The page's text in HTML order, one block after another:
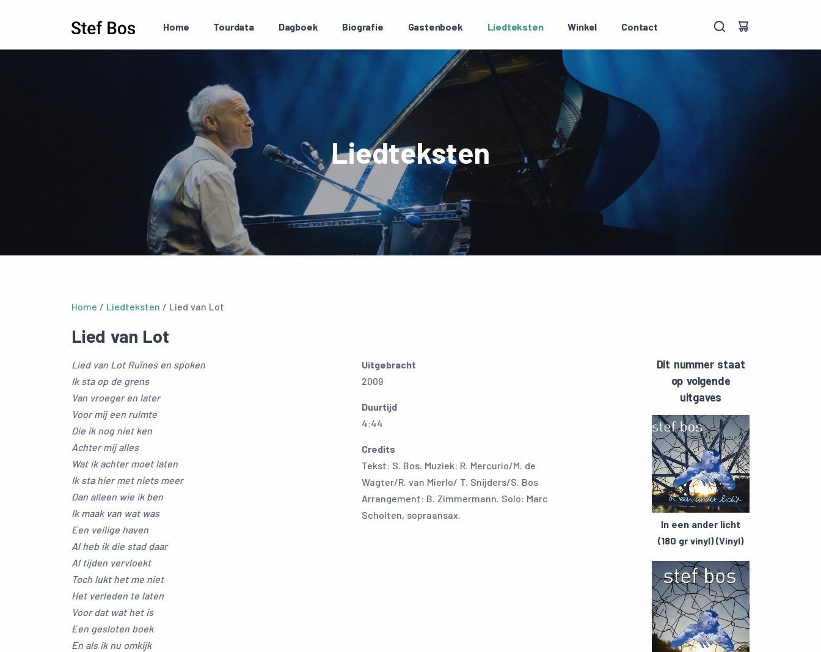
Home
Tourdata Dagboek Biografie Gastenboek Liedteksten Winkel Contact
Liedteksten
Home / Liedteksten / Lied van Lot
Lied van Lot
Lied van Lot Ruïnes en spoken
Ik sta op de grens
Van vroeger en later
Voor mij een ruimte
Die ik nog niet ken
Achter mij alles
Wat ik achter moet laten
Ik sta hier met niets meer
Dan alleen wie ik ben
Ik maak van wat was
Een veilige haven
Al heb ik die stad daar
Al tijden vervloekt
Toch lukt het me niet
Het verleden te laten
Voor dat wat het is
Een gesloten boek
En als ik nu omkijk
Uitgebracht
2009
Duurtijd
4:44
Credits
Tekst: S. Bos. Muziek: R. Mercurio/M. de
Wagter/R. van Mierlo/ T. Snijders/S. Bos
Arrangement: B. Zimmermann. Solo: Marc
Scholten, sopraansax.
Dit nummer staat
op volgende
uitgaves
In een ander licht
(180 gr vinyl) (Vinyl)